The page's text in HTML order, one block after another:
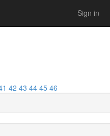
Sign in
42 43 44 45 46